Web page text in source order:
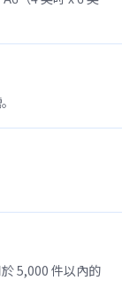
5,000 件以內的